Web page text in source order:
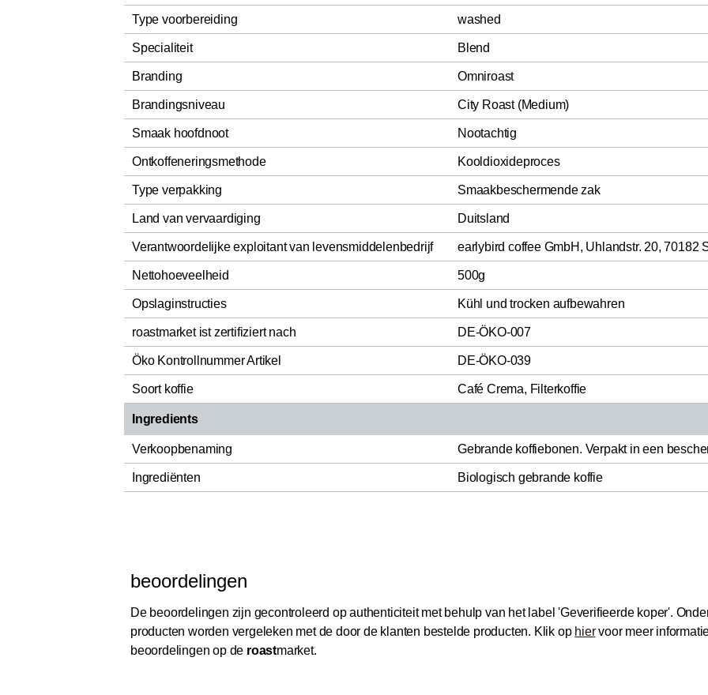
Type voorbereiding washed
Specialiteit Blend
Branding Omniroast
Brandingsniveau City Roast (Medium)
Smaak hoofdnoot Nootachtig
Ontkoffeneringsmethode Kooldioxideproces
Type verpakking Smaakbeschermende zak
Land van vervaardiging Duitsland
Verantwoordelijke exploitant van levensmiddelenbedrijf earlybird coffee GmbH, Uhlandstr. 20, 70182
Nettohoeveelheid 500g
Opslaginstructies Kühl und trocken aufbewahren
roastmarket ist zertifiziert nach DE-ÖKO-007
Öko Kontrollnummer Artikel DE-ÖKO-039
Soort koffie Café Crema, Filterkoffie
Ingredients
Verkoopbenaming Gebrande koffiebonen. Verpakt in een
Ingrediënten Biologisch gebrande koffie
beoordelingen
De beoordelingen zijn gecontroleerd op authenticiteit met behulp van het label 'Geverifieerde koper'.
producten worden vergeleken met de door de klanten bestelde producten. Klik op hiervoor meer
beoordelingen op de roastmarket.